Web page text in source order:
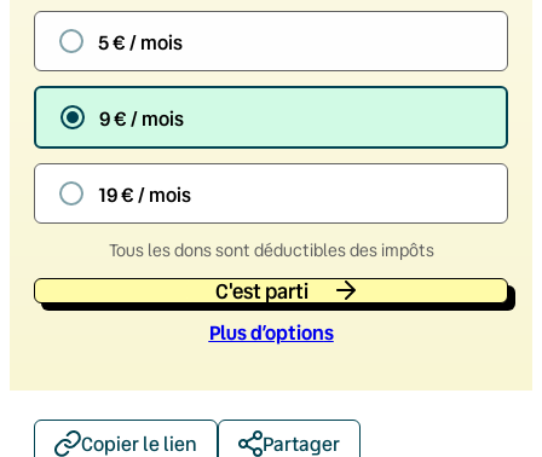
5 € / mois
9 € / mois
19 € / mois
Tous les dons sont déductibles des impôts
C'est parti
Plus d’options
Copier le lien Partager